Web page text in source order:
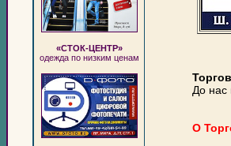
До нас
О
«СТОК-ЦЕНТР»
одежда по низким ценам